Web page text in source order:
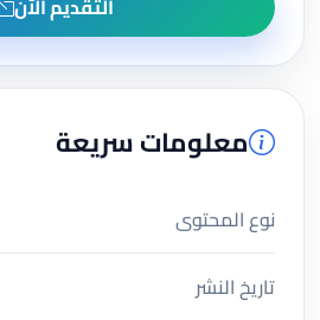
التقديم الآن
معلومات سريعة
نوع المحتوى
تاريخ النشر